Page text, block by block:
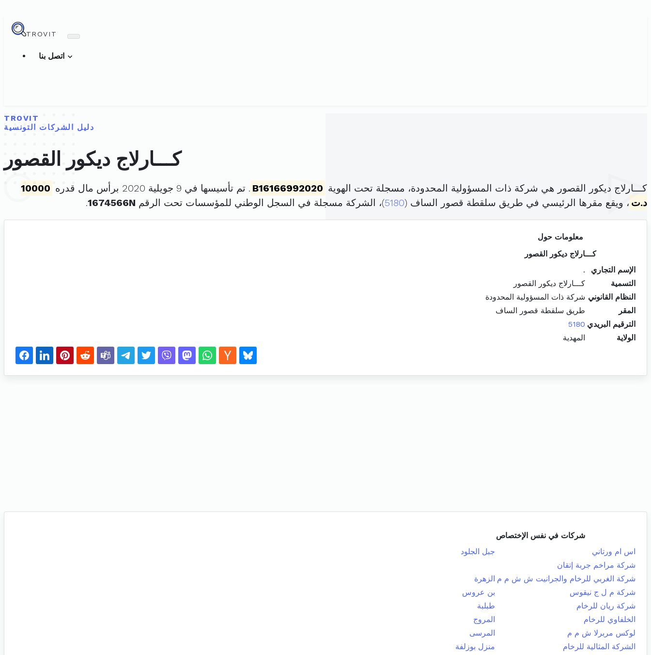
TROVIT
TROVIT
دليل الشركات التونسية
كـــارلاج ديكور القصور
كـــارلاج ديكور القصور هي شركة ذات المسؤولية المحدودة، مسجلة تحت الهوية B16166992020 . تم تأسيسها في 9 جويلية 2020 برأس مال قدره
10000
د.ت ، ويقع مقرها الرئيسي في طريق سلقطة قصور الساف (5180)، الشركة مسجلة في السجل الوطني للمؤسسات تحت الرقم 1674566N
.
معلومات حول
كـــارلاج ديكور القصور
الإسم التجاري
.
التسمية
كـــارلاج ديكور القصور
النظام القانوني شركة ذات المسؤولية المحدودة
المقر
طريق سلقطة قصور الساف
الترقيم البريدي 5180
الولاية
المهدية
شركات في نفس الإختصاص
اس ام ورتاني
جبل الجلود
شركة مراخم جربة إتقان
شركة الغربي للرخام والجرانيت ش ش م م الزهرة
شركة م ل ج نيقوس
بن عروس
شركة ريان للرخام
طبلبة
الخلفاوي للرخام
المروج
لوكس مربرلا ش م م
المرسى
الشركة المثالية للرخام
منزل بوزلفة